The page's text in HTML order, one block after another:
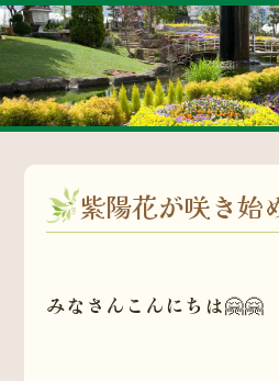
紫陽花が咲き
みなさんこんにちは🤗🤗